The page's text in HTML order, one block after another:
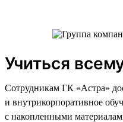
Учиться
Сотрудникам ГК «Астра»
и внутрикорпоративное
с накопленными